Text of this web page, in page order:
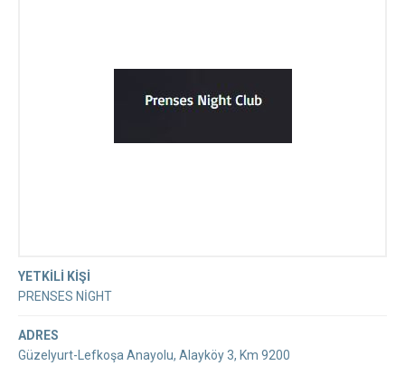
YETKİLİ KİŞİ
PRENSES NİGHT
ADRES
Güzelyurt-Lefkoşa Anayolu, Alayköy 3, Km 9200